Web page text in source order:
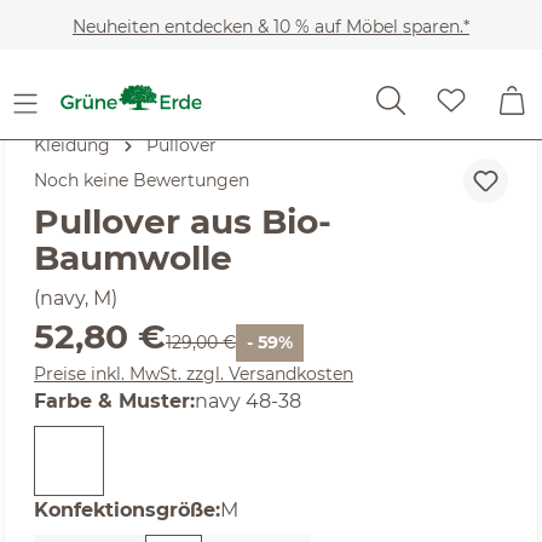
Zum Hauptinhalt springen
Neuheiten entdecken & 10 % auf Möbel sparen.*
Kleidung
Pullover
Noch keine Bewertungen
Pullover aus Bio-
Baumwolle
(navy, M)
Verkaufspreis:
52,80 €Regulärer Preis:
129,00 € - 59%
Preise inkl. MwSt. zzgl. Versandkosten
Farbe & Musterauswählen
:navy 48-38
Konfektionsgrößeauswählen
:M